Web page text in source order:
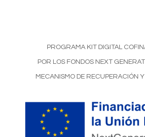
PROGRAMA KIT DIGITAL
POR LOS FONDOS NEXT
MECANISMO DE RECUPERACIÓN